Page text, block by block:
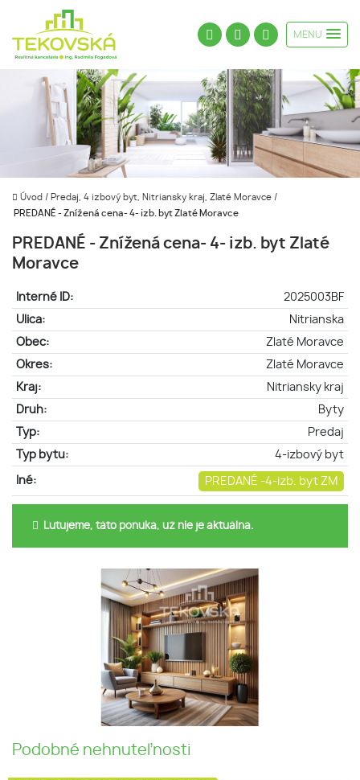
MENU
Úvod / Predaj, 4 izbový byt, Nitriansky kraj, Zlaté Moravce /
PREDANÉ - Znížená cena- 4- izb. byt Zlaté Moravce
PREDANÉ - Znížená cena- 4- izb. byt Zlaté
Moravce
Interné ID:
2025003BF
Ulica:
Nitrianska
Obec:
Zlaté Moravce
Okres:
Zlaté Moravce
Kraj:
Nitriansky kraj
Druh:
Byty
Typ:
Predaj
Typ bytu:
4-izbový byt
Iné: PREDANÉ -4-izb. byt ZM
Ľutujeme, táto ponuka, už nie je aktuálna.
Podobné nehnuteľnosti